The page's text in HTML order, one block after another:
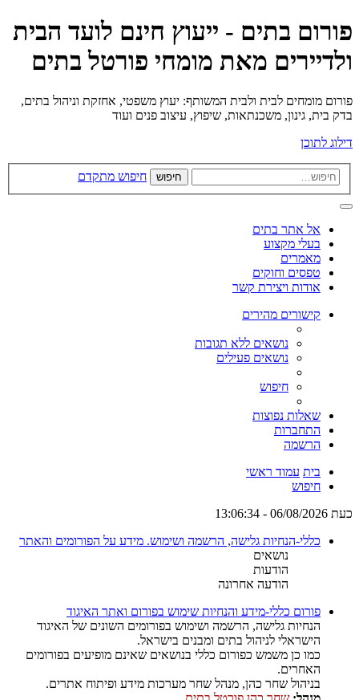
פורום בתים - ייעוץ חינם לועד הבית
ולדיירים מאת מומחי פורטל בתים
פורום מומחים לבית ולבית המשותף: יעוץ משפטי, אחזקת וניהול בתים,
בדק בית, גינון, משכנתאות, שיפוץ, עיצוב פנים ועוד
דילוג לתוכן
חיפוש חיפוש מתקדם
אל אתר בתים
בעלי מקצוע
מאמרים
טפסים וחוקים
אודות ויצירת קשר
קישורים מהירים
נושאים ללא תגובות
נושאים פעילים
חיפוש
שאלות נפוצות
התחברות
הרשמה
בית עמוד ראשי
חיפוש
כעת 06/08/2026 - 13:06:34
כללי-הנחיות גלישה, הרשמה ושימוש. מידע על הפורומים והאתר
נושאים
הודעות
הודעה אחרונה
פורום כללי-מידע והנחיות שימוש בפורום ואתר האיגוד
הנחיות גלישה, הרשמה ושימוש בפורומים השונים של האיגוד
הישראלי לניהול בתים ומבנים בישראל.
כמו כן משמש כפורום כללי בנושאים שאינם מופיעים בפורומים
האחרים.
בניהול שחר כהן, מנהל שחר מערכות מידע ופיתוח אתרים.